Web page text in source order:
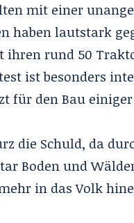
mit einer
haben lautstark
ihren rund 50
ist besonders
für den Bau
die Schuld, da
Boden und
in das Volk